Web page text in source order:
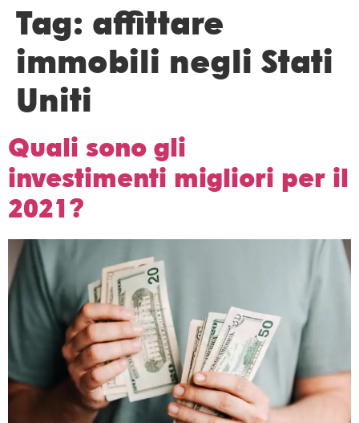
Tag: affittare
immobili negli Stati
Uniti
Quali sono gli
investimenti migliori per il
2021?